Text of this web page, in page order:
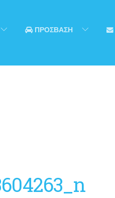
ΠΡΟΣΒΑΣΗ